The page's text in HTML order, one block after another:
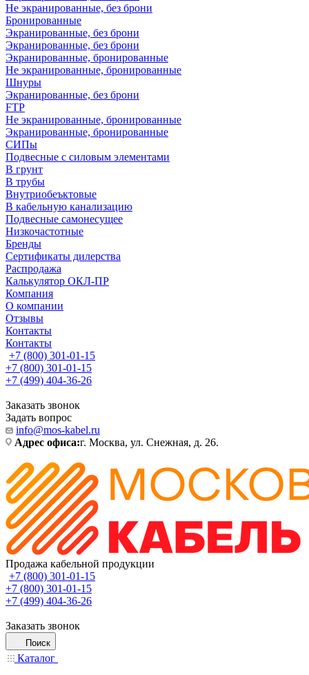
Не экранированные, без брони
Бронированные
Экранированные, без брони
Экранированные, без брони
Экранированные, бронированные
Не экранированные, бронированные
Шнуры
Экранированные, без брони
FTP
Не экранированные, бронированные
Экранированные, бронированные
СИПы
Подвесные с силовым элементами
В грунт
В трубы
Внутриобеъктовые
В кабельную канализацию
Подвесные самонесущее
Низкочастотные
Бренды
Сертификаты дилерства
Распродажа
Калькулятор ОКЛ-ПР
Компания
О компании
Отзывы
Контакты
Контакты
+7 (800) 301-01-15
+7 (800) 301-01-15
+7 (499) 404-36-26
Заказать звонок
Задать вопрос
info@mos-kabel.ru
Адрес офиса:г. Москва, ул. Снежная, д. 26.
Продажа кабельной продукции
+7 (800) 301-01-15
+7 (800) 301-01-15
+7 (499) 404-36-26
Заказать звонок
Поиск
Каталог